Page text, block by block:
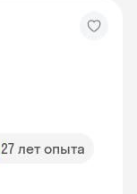
27 лет опыта